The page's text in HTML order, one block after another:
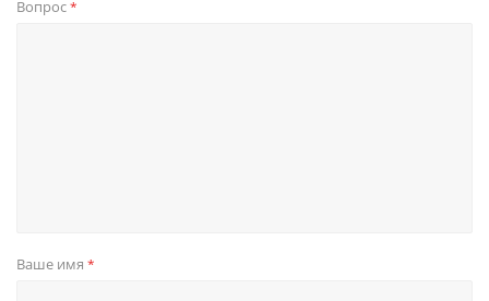
Вопрос*
Ваше имя *